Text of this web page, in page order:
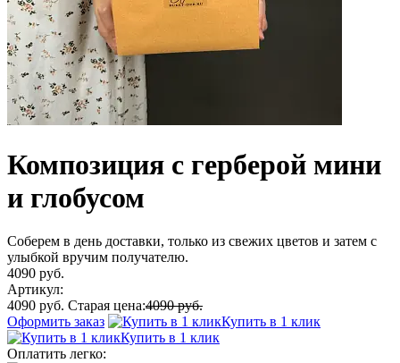
Композиция с герберой мини
и глобусом
Соберем в день доставки, только из свежих цветов и затем с
улыбкой вручим получателю.
4090 руб.
Артикул:
4090 руб. Старая цена:4090 руб.
Оформить заказ
Купить в 1 клик
Купить в 1 клик
Оплатить легко: